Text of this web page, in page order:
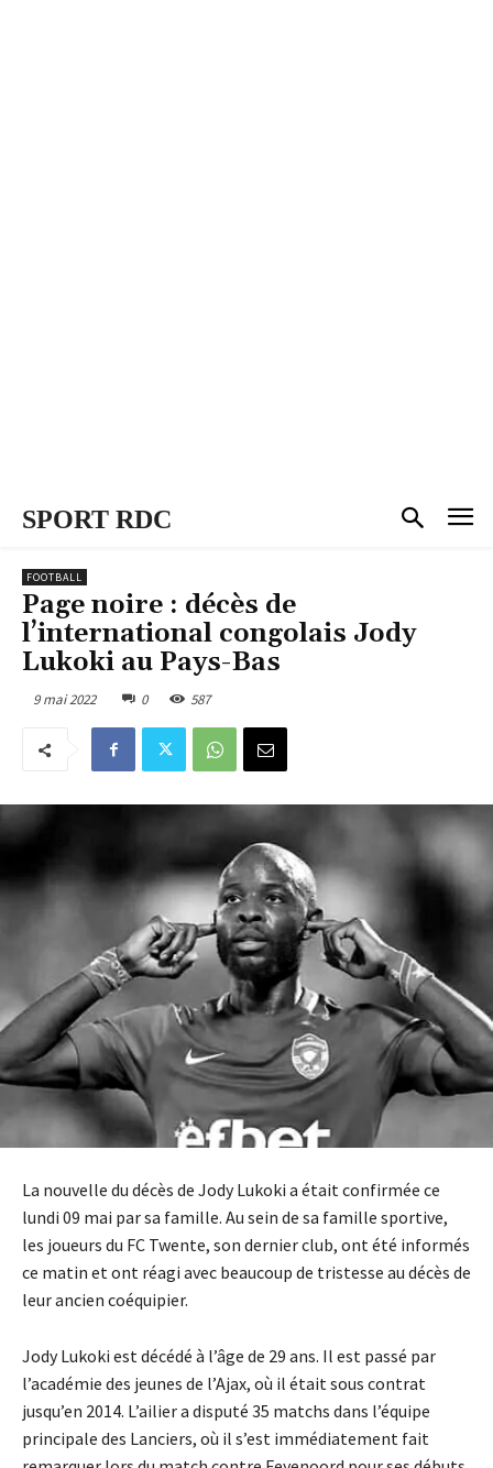
SPORT RDC
FOOTBALL
Page noire : décès de
l’international congolais Jody
Lukoki au Pays-Bas
9 mai 2022 0 587
La nouvelle du décès de Jody Lukoki a était confirmée ce
lundi 09 mai par sa famille. Au sein de sa famille sportive,
les joueurs du FC Twente, son dernier club, ont été informés
ce matin et ont réagi avec beaucoup de tristesse au décès de
leur ancien coéquipier.
Jody Lukoki est décédé à l’âge de 29 ans. Il est passé par
l’académie des jeunes de l’Ajax, où il était sous contrat
jusqu’en 2014. L’ailier a disputé 35 matchs dans l’équipe
principale des Lanciers, où il s’est immédiatement fait